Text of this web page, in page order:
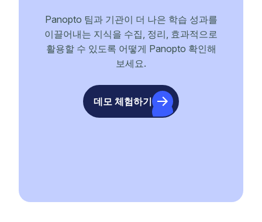
Panopto 팀과 기관이 더 나은 학습 성과를
이끌어내는 지식을 수집, 정리, 효과적으로
활용할 수 있도록 어떻게 Panopto 확인해
보세요.
데모 체험하기